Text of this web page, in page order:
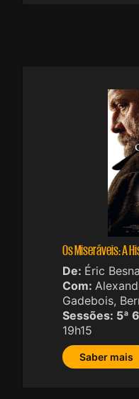
Os Miseráveis: A
De: Éric
Com:
Gadebois,
Sessões: 5ª
19h15
Saber mais